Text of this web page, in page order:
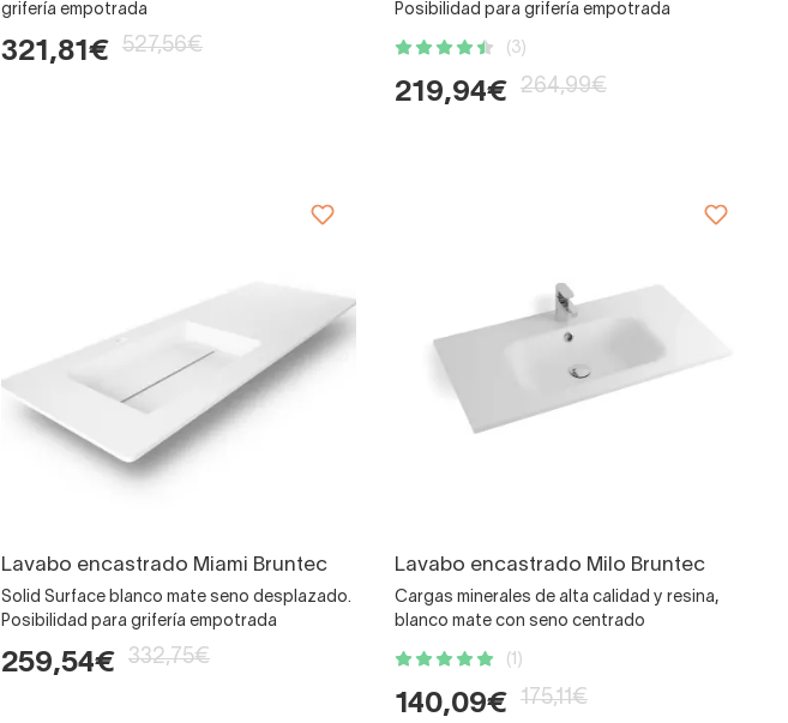
grifería empotrada
321,81€ 527,56€
Posibilidad para grifería empotrada
(3)
219,94€ 264,99€
Lavabo encastrado Miami Bruntec
Solid Surface blanco mate seno desplazado.
Posibilidad para grifería empotrada
259,54€ 332,75€
Lavabo encastrado Milo Bruntec
Cargas minerales de alta calidad y resina,
blanco mate con seno centrado
(1)
140,09€ 175,11€